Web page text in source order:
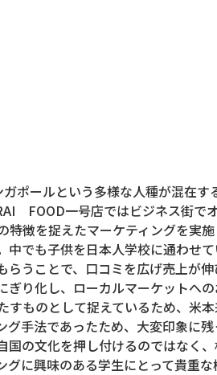
ポールという多様な人種が混在
FOOD一号店ではビジネス街で
特徴を捉えたマーケティングを実
中でも子供を日本人学校に通わせ
らうことで、口コミを広げ売上が
ぎり化し、ローカルマーケットへ
すものとして捉えているため、米
手法であったため、大変印象に残
の文化を押し付けるのではなく
に興味のある学生にとって貴重な